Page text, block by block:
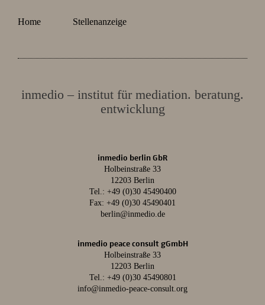
Home Stellenanzeige
inmedio – institut für mediation. beratung.
entwicklung
inmedio berlin GbR
Holbeinstraße 33
12203 Berlin
Tel.: +49 (0)30 45490400
Fax: +49 (0)30 45490401
berlin@inmedio.de
inmedio peace consult gGmbH
Holbeinstraße 33
12203 Berlin
Tel.: +49 (0)30 45490801
info@inmedio-peace-consult.org